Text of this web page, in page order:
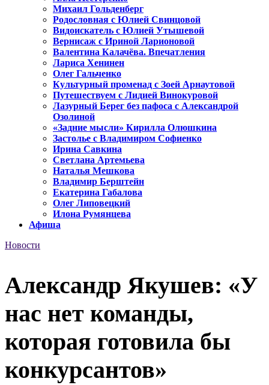
Михаил Гольденберг
Родословная с Юлией Свинцовой
Видоискатель с Юлией Утышевой
Вернисаж с Ириной Ларионовой
Валентина Калачёва. Впечатления
Лариса Хенинен
Олег Гальченко
Культурный променад с Зоей Арнаутовой
Путешествуем с Лидией Винокуровой
Лазурный Берег без пафоса с Александрой
Озолиной
«Задние мысли» Кирилла Олюшкина
Застолье с Владимиром Софиенко
Ирина Савкина
Светлана Артемьева
Наталья Мешкова
Владимир Берштейн
Екатерина Габалова
Олег Липовецкий
Илона Румянцева
Афиша
Новости
Александр Якушев: «У
нас нет команды,
которая готовила бы
конкурсантов»